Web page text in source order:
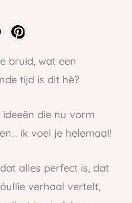
bruid, wat een
tijd is dit hè?
die nu vorm
ik voel je helemaal!
alles perfect is, dat
verhaal vertelt,